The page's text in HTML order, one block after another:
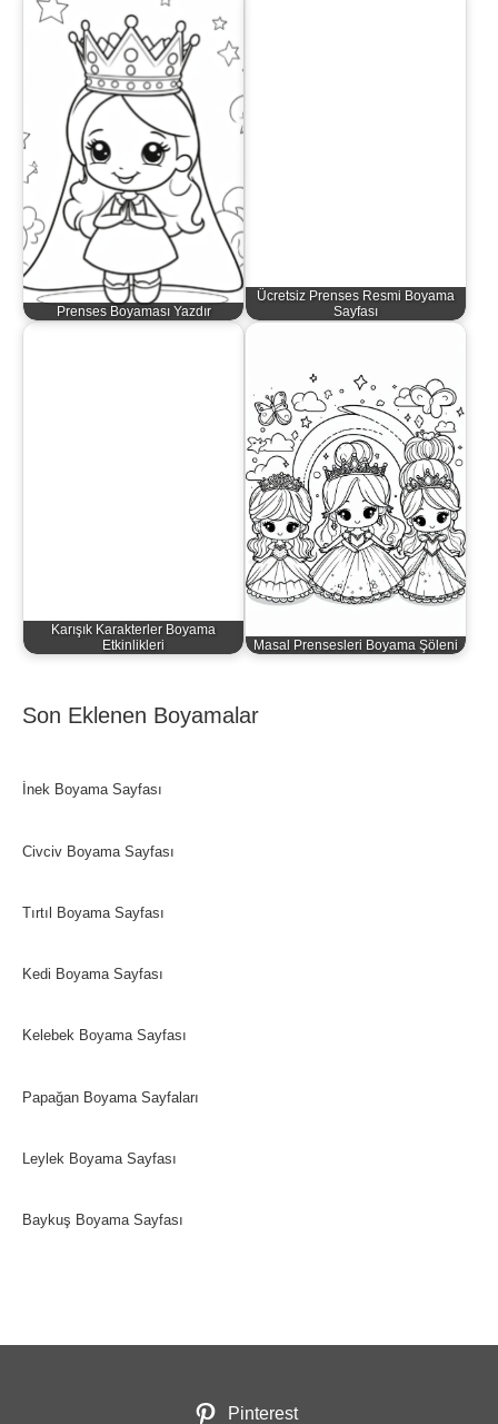
Prenses Boyaması Yazdır
Ücretsiz Prenses Resmi Boyama
Sayfası
Karışık Karakterler Boyama
Etkinlikleri
Masal Prensesleri Boyama Şöleni
Son Eklenen Boyamalar
İnek Boyama Sayfası
Civciv Boyama Sayfası
Tırtıl Boyama Sayfası
Kedi Boyama Sayfası
Kelebek Boyama Sayfası
Papağan Boyama Sayfaları
Leylek Boyama Sayfası
Baykuş Boyama Sayfası
Pinterest